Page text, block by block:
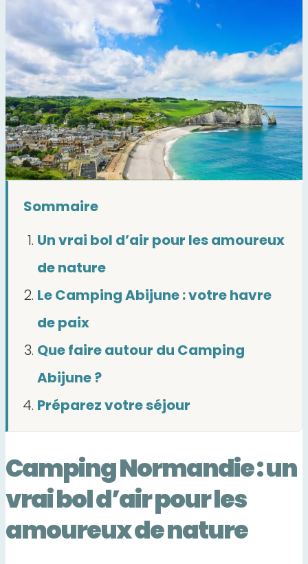
Sommaire
Un vrai bol d’air pour les amoureux
de nature
Le Camping Abijune : votre havre
de paix
Que faire autour du Camping
Abijune ?
Préparez votre séjour
Camping Normandie : un
vrai bol d’air pour les
amoureux de nature